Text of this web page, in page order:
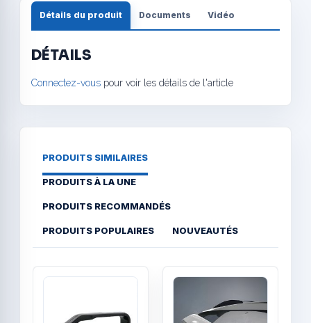
Détails du produit Documents Vidéo
DÉTAILS
Connectez-vous pour voir les détails de l'article
PRODUITS SIMILAIRES
PRODUITS À LA UNE
PRODUITS RECOMMANDÉS
PRODUITS POPULAIRES NOUVEAUTÉS